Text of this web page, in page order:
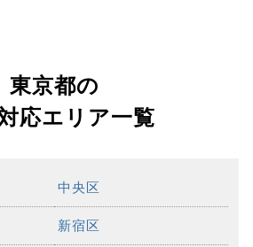
東京都の
応エリア一覧
中央区
新宿区